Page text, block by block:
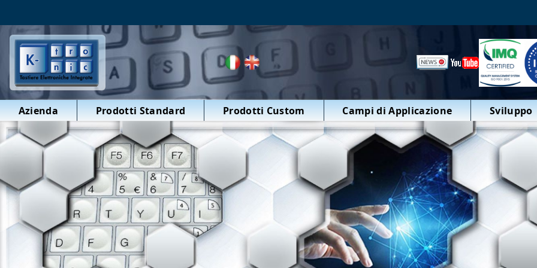
Azienda Prodotti Standard Prodotti Custom Campi di Applicazione Sviluppo